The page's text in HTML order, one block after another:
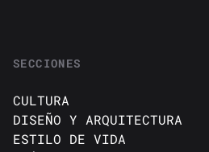
SECCIONES
CULTURA
DISEÑO Y ARQUITECTURA
ESTILO DE VIDA